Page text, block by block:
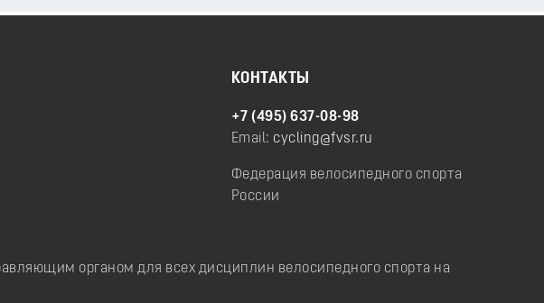
КОНТАКТЫ
+7 (495) 637-08-98
Email: cycling@fvsr.ru
Федерация велосипедного спорта
России
органом для всех дисциплин велосипедного спорта на